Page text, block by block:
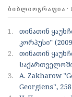
ᲑᲘᲑᲚᲘᲝᲒᲠᲐᲤᲘᲐ ·
1.
თინათინ
კორპუსი"
2.
თინათინ
3.
A. Zakharow
Georgiens", 258